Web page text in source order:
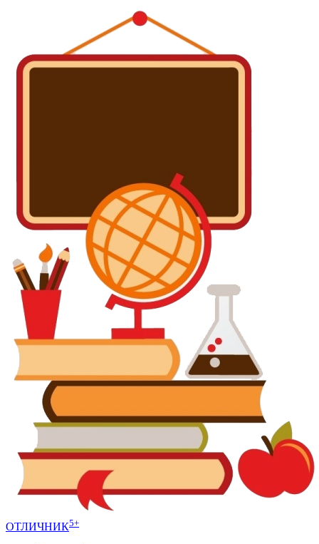
ОТЛИЧНИК5+